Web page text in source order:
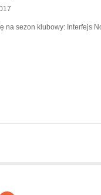
na sezon klubowy: Interfejs